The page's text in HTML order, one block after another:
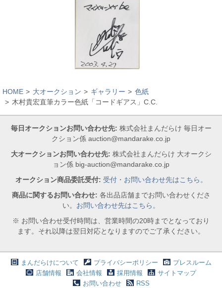
HOME 大オークション ギャラリー
色紙
木村貴宏直筆カラー色紙「コードギアス」C.C.
毎日オークションお問い合わせ先: 株式会社まんだらけ 毎日オー
クション係 auction@mandarake.co.jp
大オークションお問い合わせ先: 株式会社まんだらけ 大オークシ
ョン係 big-auction@mandarake.co.jp
オークション商品委託受付: 受付・お問い合わせ先はこちら。
商品に関するお問い合わせ: 各出品店舗までお問い合わせくださ
い。 お問い合わせ先はこちら。
※ お問い合わせ受付時間は、営業時間の20時までとなっており
ます。それ以降は翌日対応となりますのでご了承ください。
まんだらけについて プライバシーポリシー
プレスルーム
店舗情報
会社情報 採用情報
サイトマップ
お問い合わせ
RSS